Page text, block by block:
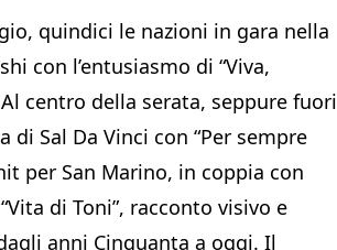
quindici le nazioni in gara nella
con l’entusiasmo di “Viva,
centro della serata, seppure fuori
Sal Da Vinci con “Per sempre
per San Marino, in coppia con
di Toni”, racconto visivo e
anni Cinquanta a oggi. Il